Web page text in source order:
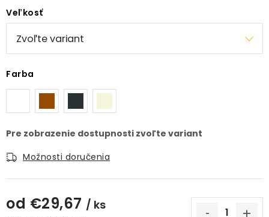
Veľkosť
Farba
Možnosti doručenia
od €29,67 / ks